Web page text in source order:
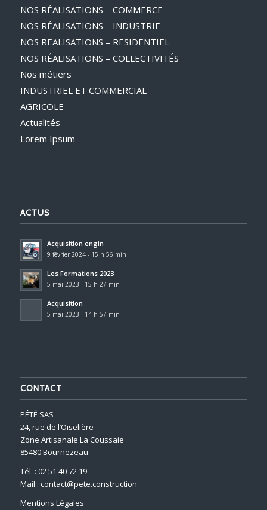
NOS RÉALISATIONS – COMMERCE
NOS RÉALISATIONS – INDUSTRIE
NOS REALISATIONS – RESIDENTIEL
NOS RÉALISATIONS – COLLECTIVITÉS
Nos métiers
INDUSTRIEL ET COMMERCIAL
AGRICOLE
Actualités
Lorem Ipsum
ACTUS
Acquisition engin
9 février 2024 - 15 h 56 min
Les Formations 2023
5 mai 2023 - 15 h 27 min
Acquisition
5 mai 2023 - 14 h 57 min
CONTACT
PÉTÉ SAS
24, rue de l’Oiselière
Zone Artisanale La Coussaie
85480 Bournezeau
Tél. : 02 51 40 72 19
Mail : contact@pete.construction
Mentions Légales